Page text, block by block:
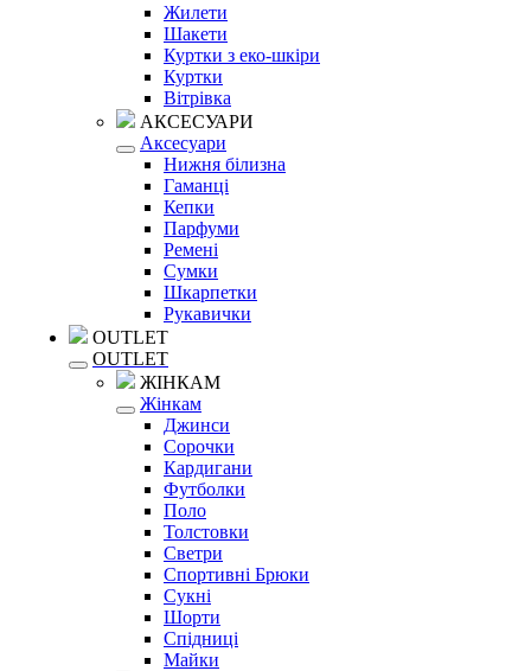
Жилети
Шакети
Куртки з еко-шкіри
Куртки
Вітрівка
АКСЕСУАРИ
Аксесуари
Нижня білизна
Гаманці
Кепки
Парфуми
Ремені
Сумки
Шкарпетки
Рукавички
OUTLET
OUTLET
ЖІНКАМ
Жінкам
Джинси
Сорочки
Кардигани
Футболки
Поло
Толстовки
Светри
Спортивні Брюки
Сукні
Шорти
Спідниці
Майки